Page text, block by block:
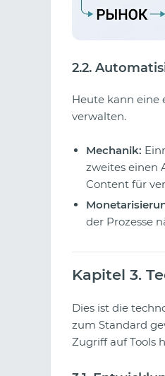
2.2.
Heute kann eine
verwalten.
Mechanik:
zweites einen
Content für
der Prozesse
Kapitel 3.
Dies ist die
zum Standard
Zugriff auf Tools